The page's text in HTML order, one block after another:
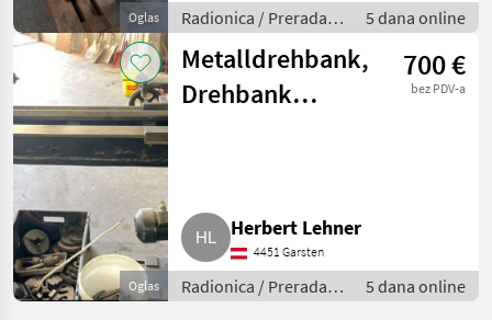
Oglas
Radionica / Prerada
metala
5 dana online
Oglas
Metalldrehbank,
Drehbank
700 €
bez PDV-a
Herbert Lehner
4451 Garsten
Radionica / Prerada
metala
5 dana online